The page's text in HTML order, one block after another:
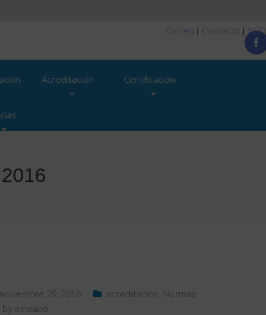
Correo | Contacto | SGD
Acreditación Certificación
noviembre 29, 2016 acreditacion, Normas
by sineace